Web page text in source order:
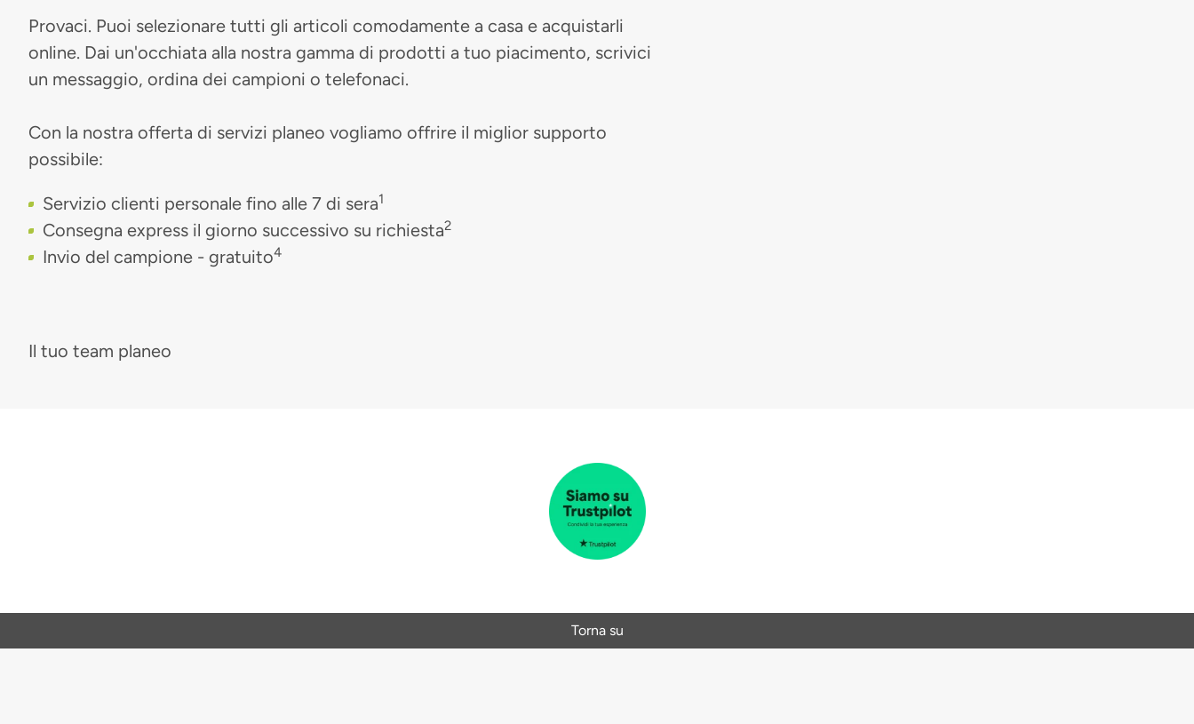
Provaci. Puoi selezionare tutti gli articoli comodamente a casa e acquistarli
online. Dai un'occhiata alla nostra gamma di prodotti a tuo piacimento, scrivici
un messaggio, ordina dei campioni o telefonaci.
Con la nostra offerta di servizi planeo vogliamo offrire il miglior supporto
possibile:
Servizio clienti personale fino alle 7 di sera1
Consegna express il giorno successivo su richiesta2
Invio del campione - gratuito4
Il tuo team planeo
Torna su